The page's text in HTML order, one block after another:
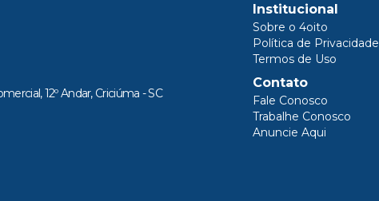
12º Andar, Criciúma - SC
Institucional
Sobre o 4oito
Política de Privacidade
Termos de Uso
Contato
Fale Conosco
Trabalhe Conosco
Anuncie Aqui